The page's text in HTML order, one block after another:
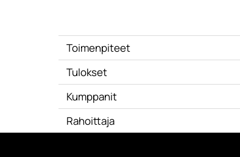
Toimenpiteet
Tulokset
Kumppanit
Rahoittaja